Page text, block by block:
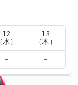
弁当です。
味しかった
感も非常に
12
（水）
13
（木）
－ －